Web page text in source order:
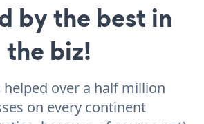
by the best in
the biz!
helped over a half million
on every continent